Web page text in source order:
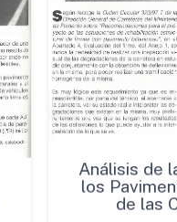
Análisis de
los